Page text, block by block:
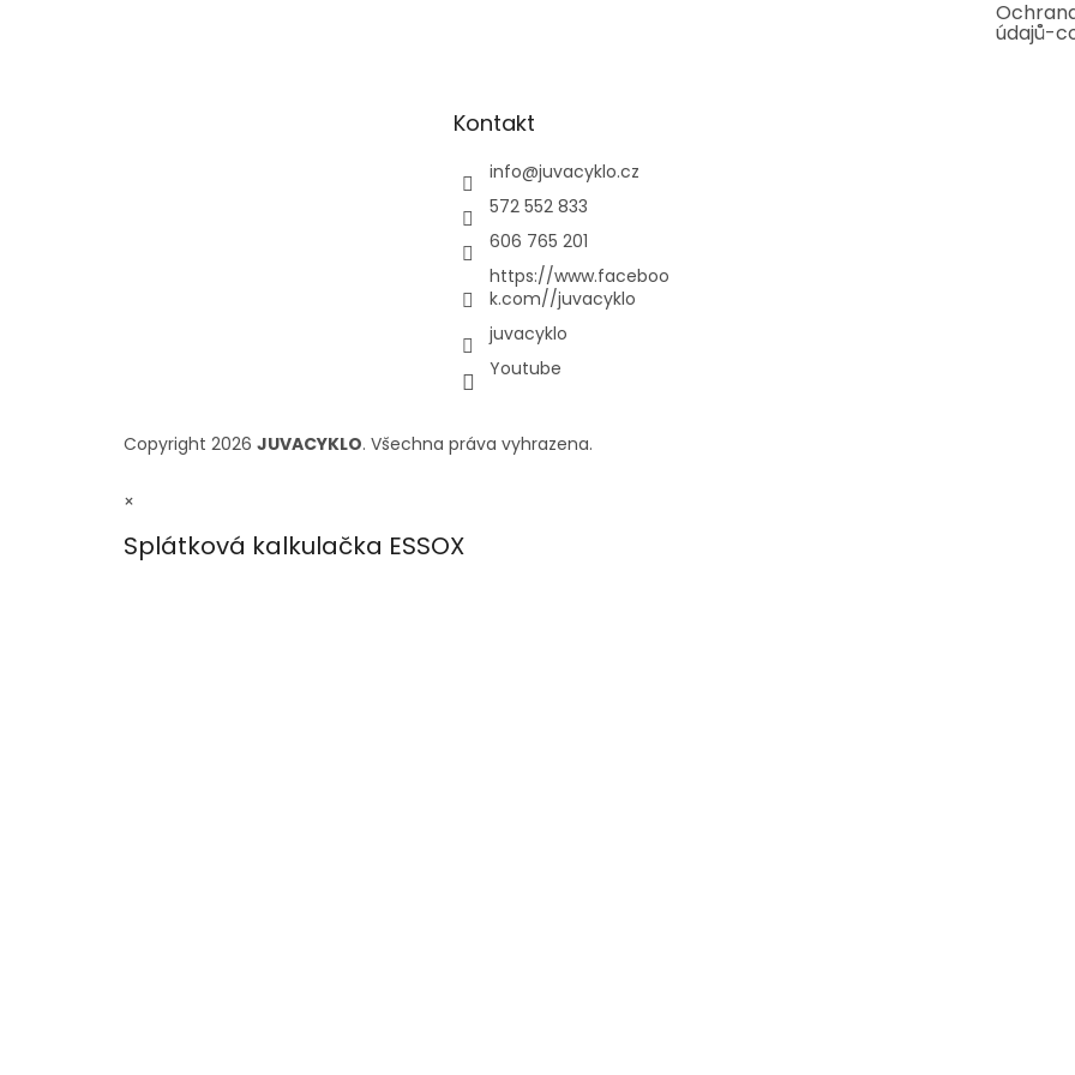
údajů-
Kontakt
info@juvacyklo.cz
572 552 833
606 765 201
https://www.faceboo
k.com//juvacyklo
juvacyklo
Youtube
Copyright 2026 JUVACYKLO. Všechna práva vyhrazena.
×
Splátková kalkulačka ESSOX